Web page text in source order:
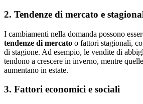
2. Tendenze di mercato e
I cambiamenti nella domanda possono
tendenze di mercato o fattori stagionali,
di stagione. Ad esempio, le vendite di
tendono a crescere in inverno, mentre
aumentano in estate.
3. Fattori economici e sociali